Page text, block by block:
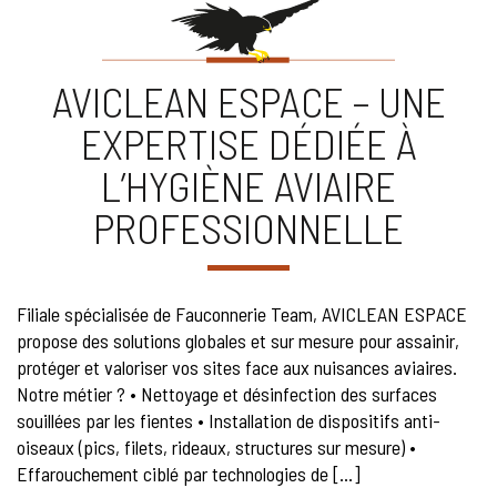
AVICLEAN ESPACE – UNE
EXPERTISE DÉDIÉE À
L’HYGIÈNE AVIAIRE
PROFESSIONNELLE
Filiale spécialisée de Fauconnerie Team, AVICLEAN ESPACE
propose des solutions globales et sur mesure pour assainir,
protéger et valoriser vos sites face aux nuisances aviaires.
Notre métier ? • Nettoyage et désinfection des surfaces
souillées par les fientes • Installation de dispositifs anti-
oiseaux (pics, filets, rideaux, structures sur mesure) •
Effarouchement ciblé par technologies de […]